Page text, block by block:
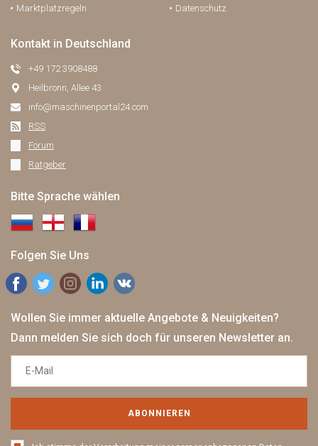
Marktplatzregeln
Datenschutz
Kontakt in Deutschland
+49 172 3908488
Heilbronn, Allee 43
info@maschinenportal24.сom
RSS
Forum
Ratgeber
Bitte Sprache wählen
Folgen Sie Uns
Wollen Sie immer aktuelle Angebote & Neuigkeiten?
Dann melden Sie sich doch für unseren Newsletter an.
ABONNIEREN